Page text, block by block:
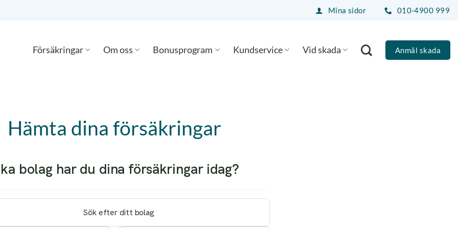
Mina sidor 010-4900 999
Försäkringar Om oss Bonusprogram Kundservice Vid skada Anmäl skada
Hämta dina försäkringar